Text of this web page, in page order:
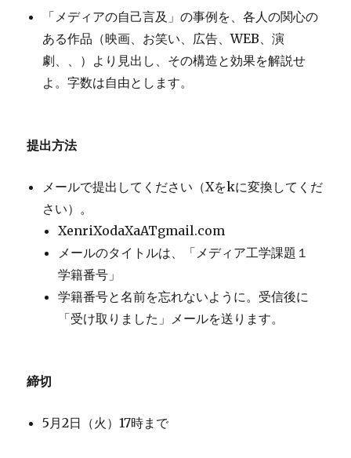
「メディアの自己言及」の事例を、各人の関心の
ある作品（映画、お笑い、広告、WEB、演
劇、、）より見出し、その構造と効果を解説せ
よ。字数は自由とします。
提出方法
メールで提出してください（Xをkに変換してくだ
さい）。
XenriXodaXaATgmail.com
メールのタイトルは、「メディア工学課題１
学籍番号」
学籍番号と名前を忘れないように。受信後に
「受け取りました」メールを送ります。
締切
5月2日（火）17時まで